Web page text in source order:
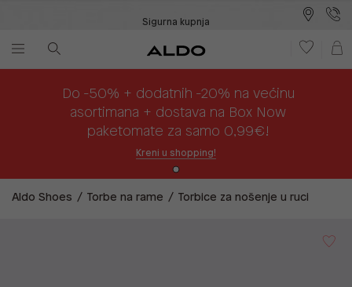
Sigurna kupnja
Do -50% + dodatnih -20% na većinu
asortimana + dostava na Box Now
paketomate za samo 0,99€!
Kreni u shopping!
Aldo Shoes Torbe na rame Torbice za nošenje u ruci